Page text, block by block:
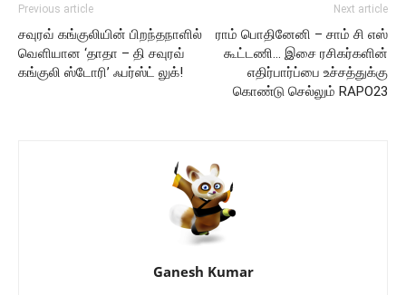
Previous article
சவுரவ் கங்குலியின் பிறந்தநாளில்
வெளியான ‘தாதா – தி சவுரவ்
கங்குலி ஸ்டோரி’ ஃபர்ஸ்ட் லுக்!
Next article
ராம் பொதினேனி – சாம் சி எஸ்
கூட்டணி… இசை ரசிகர்களின்
எதிர்பார்ப்பை உச்சத்துக்கு
கொண்டு செல்லும் RAPO23
Ganesh Kumar